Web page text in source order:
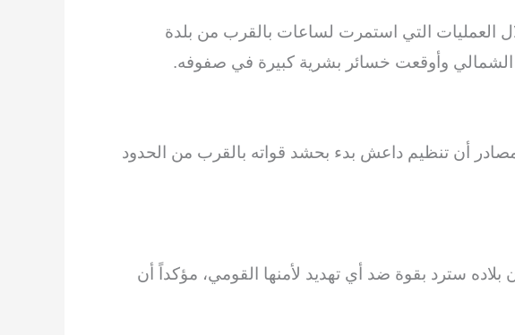
العمليات التي استمرت لساعات بالقرب من بلدة
الشمالي وأوقعت خسائر بشرية كبيرة في صفوفه.
أن تنظيم داعش بدء بحشد قواته بالقرب من الحدود
بلاده سترد بقوة ضد أي تهديد لأمنها القومي، مؤكداً أن